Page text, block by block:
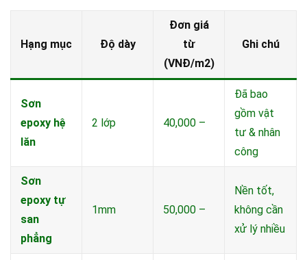
Hạng mục Độ dày
Đơn giá
từ
(VNĐ/m2)
Ghi chú
Sơn
epoxy hệ
lăn
2 lớp 40,000 –
Đã bao
gồm vật
tư & nhân
công
Sơn
epoxy tự
san
phẳng
1mm 50,000 –
Nền tốt,
không cần
xử lý nhiều